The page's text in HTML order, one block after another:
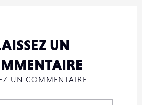
UN
UN COMMENTAIRE